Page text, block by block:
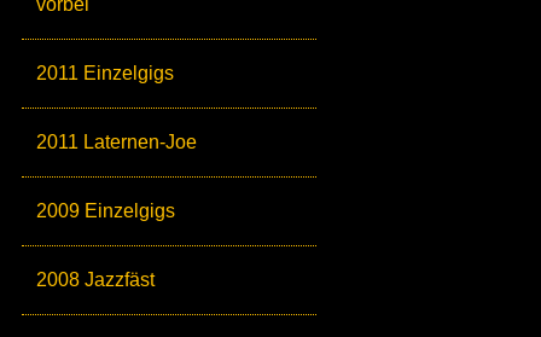
vorbei
2011 Einzelgigs
2011 Laternen-Joe
2009 Einzelgigs
2008 Jazzfäst